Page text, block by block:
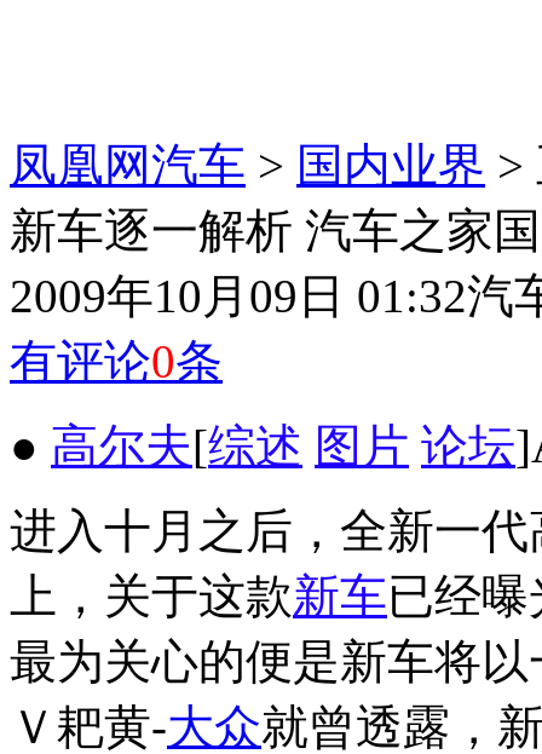
凤凰网汽车 > 国内业界 >
新车逐一解析 汽车之家
2009年10月09日 01:32汽
有评论0条
● 高尔夫[综述 图片 论坛
进入十月之后，全新一
上，关于这款新车已经
最为关心的便是新车将
Ｖ耙黄-大众就曾透露，